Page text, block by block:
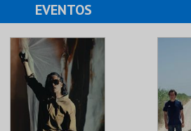
EVENTOS